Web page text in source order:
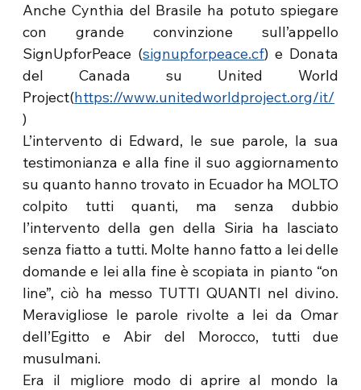
Anche Cynthia del Brasile ha potuto spiegare
con grande convinzione sull’appello
SignUpforPeace (signupforpeace.cf) e Donata
del Canada su United World
Project(https://www.unitedworldproject.org/it/
)
L’intervento di Edward, le sue parole, la sua
testimonianza e alla fine il suo aggiornamento
su quanto hanno trovato in Ecuador ha MOLTO
colpito tutti quanti, ma senza dubbio
l’intervento della gen della Siria ha lasciato
senza fiatto a tutti. Molte hanno fatto a lei delle
domande e lei alla fine è scopiata in pianto “on
line”, ciò ha messo TUTTI QUANTI nel divino.
Meravigliose le parole rivolte a lei da Omar
dell’Egitto e Abir del Morocco, tutti due
musulmani.
Era il migliore modo di aprire al mondo la